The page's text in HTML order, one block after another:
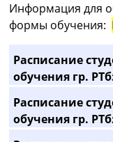
Информация для
формы обучения:
Расписание
обучения гр.
Расписание
обучения гр.